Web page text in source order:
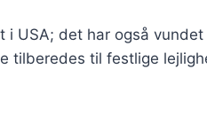
USA; det har også
tilberedes til festlige